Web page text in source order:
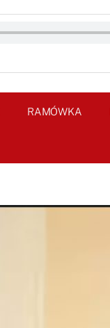
RAMÓWKA